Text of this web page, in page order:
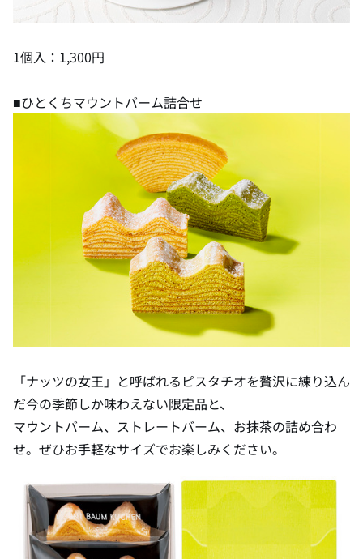
1個入：1,300円
■ひとくちマウントバーム詰合せ
「ナッツの女王」と呼ばれるピスタチオを贅沢に練り込ん
だ今の季節しか味わえない限定品と、
マウントバーム、ストレートバーム、お抹茶の詰め合わ
せ。ぜひお手軽なサイズでお楽しみください。